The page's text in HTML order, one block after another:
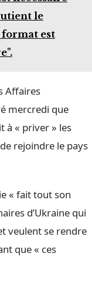
le
est
Affaires
mercredi que
à « priver » les
rejoindre le pays
« fait tout son
d’Ukraine qui
veulent se rendre
que « ces